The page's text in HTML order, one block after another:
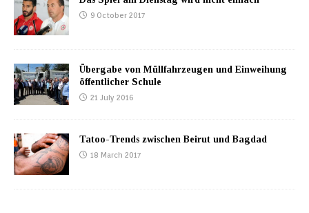
9 October 2017
Übergabe von Müllfahrzeugen und Einweihung
öffentlicher Schule
21 July 2016
Tatoo-Trends zwischen Beirut und Bagdad
18 March 2017